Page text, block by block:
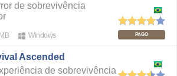
de sobrevivência
PAGO
Windows
Ascended
de sobrevivência